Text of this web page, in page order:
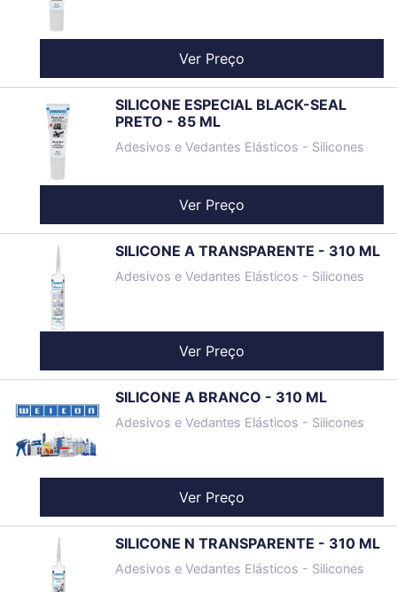
Ver Preço
SILICONE ESPECIAL BLACK-SEAL
PRETO - 85 ML
Adesivos e Vedantes Elásticos - Silicones
Ver Preço
SILICONE A TRANSPARENTE - 310 ML
Adesivos e Vedantes Elásticos - Silicones
Ver Preço
SILICONE A BRANCO - 310 ML
Adesivos e Vedantes Elásticos - Silicones
Ver Preço
SILICONE N TRANSPARENTE - 310 ML
Adesivos e Vedantes Elásticos - Silicones